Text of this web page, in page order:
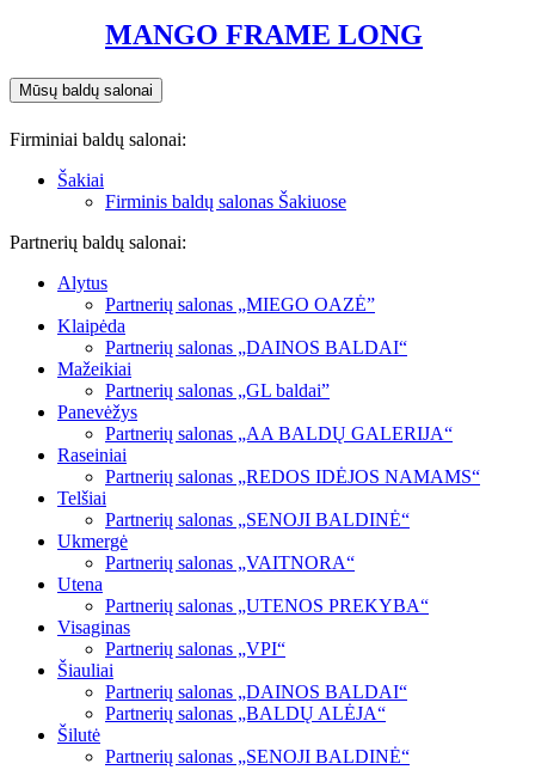
MANGO FRAME LONG
Mūsų baldų salonai
Firminiai baldų salonai:
Šakiai
Firminis baldų salonas Šakiuose
Partnerių baldų salonai:
Alytus
Partnerių salonas „MIEGO OAZĖ”
Klaipėda
Partnerių salonas „DAINOS BALDAI“
Mažeikiai
Partnerių salonas „GL baldai”
Panevėžys
Partnerių salonas „AA BALDŲ GALERIJA“
Raseiniai
Partnerių salonas „REDOS IDĖJOS NAMAMS“
Telšiai
Partnerių salonas „SENOJI BALDINĖ“
Ukmergė
Partnerių salonas „VAITNORA“
Utena
Partnerių salonas „UTENOS PREKYBA“
Visaginas
Partnerių salonas „VPI“
Šiauliai
Partnerių salonas „DAINOS BALDAI“
Partnerių salonas „BALDŲ ALĖJA“
Šilutė
Partnerių salonas „SENOJI BALDINĖ“